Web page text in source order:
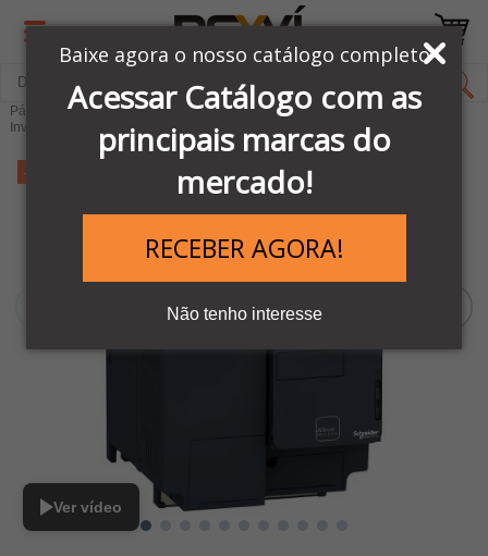
Baixe agora o nosso catálogo completo
Acessar Catálogo com as
principais marcas do
mercado!
RECEBER AGORA!
Não tenho interesse
Página Inicial
LINHA AUTOMAÇÃO SCHNEIDER
Inversores e Soft Starters
Inversores de frequência
-15%
Ver vídeo